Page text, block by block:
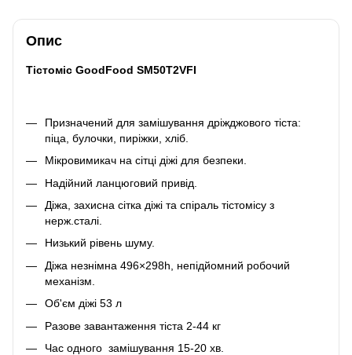
Опис
Тістоміс GoodFood SM50T2VFI
Призначений для замішування дріжджового тіста:
піца, булочки, пиріжки, хліб.
Мікровимикач на сітці діжі для безпеки.
Надійний ланцюговий привід.
Діжа, захисна сітка діжі та спіраль тістомісу з
нерж.сталі.
Низький рівень шуму.
Діжа незнімна 496×298h, непідйомний робочий
механізм.
Об'єм діжі 53 л
Разове завантаження тіста 2-44 кг
Час одного замішування 15-20 хв.